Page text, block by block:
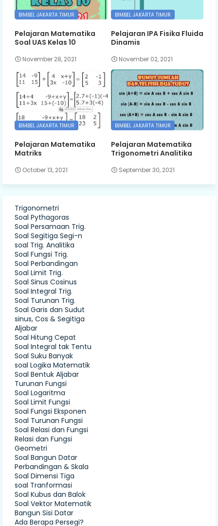
BIMBEL JAKARTA TIMUR
Pelajaran Matematika
Soal UAS Kelas 10
November 28, 2021
BIMBEL JAKARTA TIMUR
Pelajaran IPA Fisika Fluida
Dinamis
November 02, 2021
BIMBEL JAKARTA TIMUR
Pelajaran Matematika
Matriks
October 13, 2021
BIMBEL JAKARTA TIMUR
Pelajaran Matematika
Trigonometri Analitika
September 30, 2021
Trigonometri
Soal Pythagoras
Soal Persamaan Trig.
Soal Segitiga Segi-n
soal Trig. Analitika
Soal Fungsi Trig.
Soal Perbandingan
Soal Limit Trig.
Soal Sinus Cosinus
Soal Integral Trig.
Soal Turunan Trig.
Soal Garis dan Sudut
sinus, Cos & Segitiga
Aljabar
Soal Hitung Cepat
Soal Integral tak Tentu
Soal Suku Banyak
soal Logika Matematik
Soal Bentuk Aljabar
Turunan Fungsi
Soal Logaritma
Soal Limit Fungsi
Soal Fungsi Eksponen
Soal Turunan Fungsi
Soal Relasi dan Fungsi
Relasi dan Fungsi
Geometri
Soal Bangun Datar
Perbandingan & Skala
Soal Dimensi Tiga
soal Tranformasi
Soal Kubus dan Balok
Soal Vektor Matematik
Bangun Sisi Datar
Ada Berapa Persegi?